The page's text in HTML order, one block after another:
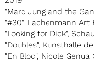
"Marc Jung and the
"#30", Lachenmann Art
"Looking for Dick",
"Doubles", Kunsthalle
"En Bloc", Nicole